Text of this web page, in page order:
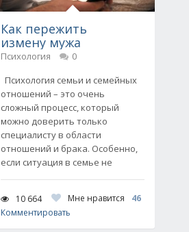
Как пережить
измену мужа
Психология
0
Психология семьи и семейных
отношений – это очень
сложный процесс, который
можно доверить только
специалисту в области
отношений и брака. Особенно,
если ситуация в семье не
10 664 Мне нравится
46
Комментировать